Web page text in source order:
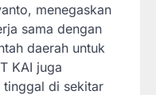
menegaskan
sama dengan
daerah untuk
KAI juga
tinggal di sekitar